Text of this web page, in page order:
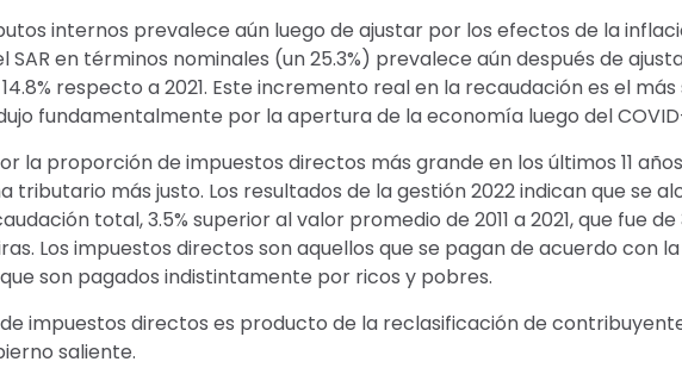
internos prevalece aún luego de ajustar por los efectos de la
en términos nominales (un 25.3%) prevalece aún después de
respecto a 2021. Este incremento real en la recaudación es el
fundamentalmente por la apertura de la economía luego del
la proporción de impuestos directos más grande en los últimos 11
más justo. Los resultados de la gestión 2022 indican que se
total, 3.5% superior al valor promedio de 2011 a 2021, que fue
Los impuestos directos son aquellos que se pagan de acuerdo con
son pagados indistintamente por ricos y pobres.
impuestos directos es producto de la reclasificación de
saliente.